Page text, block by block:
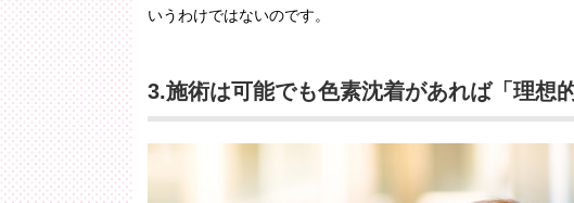
いうわけではないのです。
3.施術は可能でも色素沈着があれば「理想